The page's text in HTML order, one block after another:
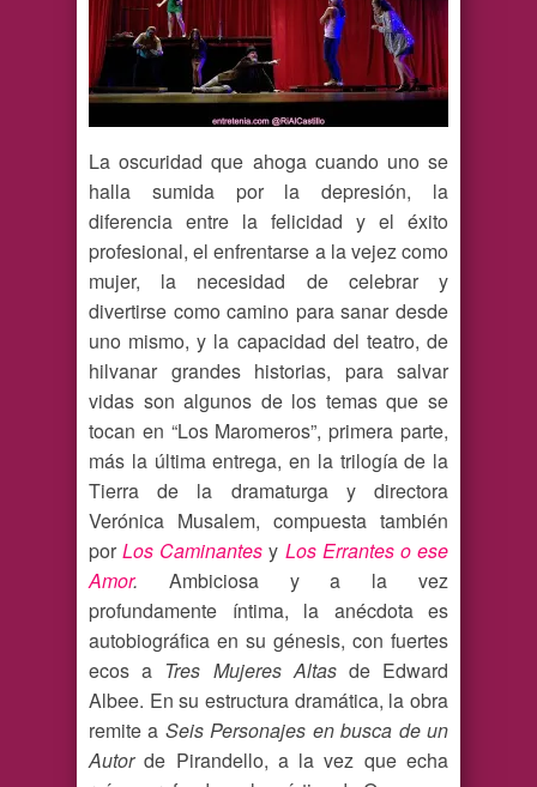
La oscuridad que ahoga cuando uno se
halla sumida por la depresión, la
diferencia entre la felicidad y el éxito
profesional, el enfrentarse a la vejez como
mujer, la necesidad de celebrar y
divertirse como camino para sanar desde
uno mismo, y la capacidad del teatro, de
hilvanar grandes historias, para salvar
vidas son algunos de los temas que se
tocan en “Los Maromeros”, primera parte,
más la última entrega, en la trilogía de la
Tierra de la dramaturga y directora
Verónica Musalem, compuesta también
porLos Caminantes y Los Errantes o ese
Amor. Ambiciosa y a la vez
profundamente íntima, la anécdota es
autobiográfica en su génesis, con fuertes
ecos a Tres Mujeres Altas de Edward
Albee. En su estructura dramática, la obra
remite a Seis Personajes en busca de un
Autorde Pirandello, a la vez que echa